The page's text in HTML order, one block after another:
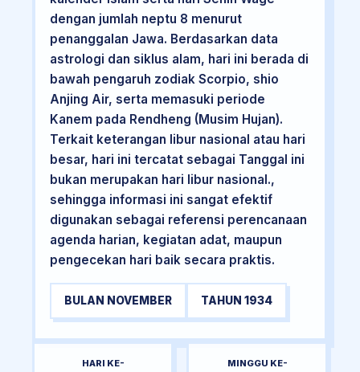
dengan jumlah neptu 8 menurut
penanggalan Jawa. Berdasarkan data
astrologi dan siklus alam, hari ini berada di
bawah pengaruh zodiak Scorpio, shio
Anjing Air, serta memasuki periode
Kanem pada Rendheng (Musim Hujan).
Terkait keterangan libur nasional atau hari
besar, hari ini tercatat sebagai Tanggal ini
bukan merupakan hari libur nasional.,
sehingga informasi ini sangat efektif
digunakan sebagai referensi perencanaan
agenda harian, kegiatan adat, maupun
pengecekan hari baik secara praktis.
BULAN NOVEMBER TAHUN 1934
HARI KE- MINGGU KE-